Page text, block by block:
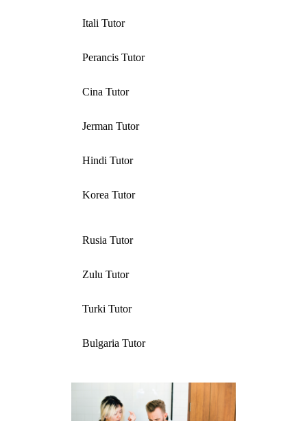
Itali Tutor
Perancis Tutor
Cina Tutor
Jerman Tutor
Hindi Tutor
Korea Tutor
Rusia Tutor
Zulu Tutor
Turki Tutor
Bulgaria Tutor